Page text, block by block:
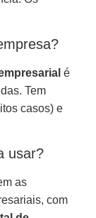
é
Tem
casos) e
usar?
as
com